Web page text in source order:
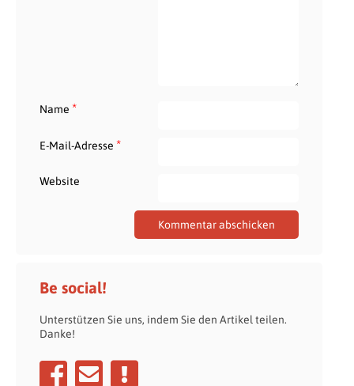
Name *
E-Mail-Adresse *
Website
Be social!
Unterstützen Sie uns, indem Sie den Artikel teilen.
Danke!